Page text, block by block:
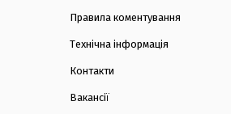
Правила коментування
Технічна інформація
Контакти
Вакансії